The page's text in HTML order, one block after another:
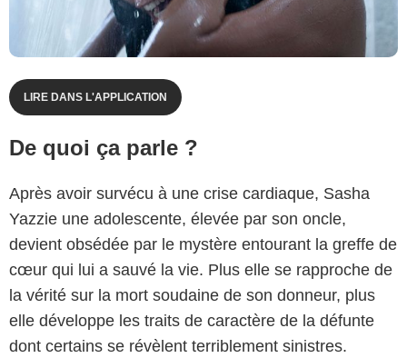
LIRE DANS L'APPLICATION
De quoi ça parle ?
Après avoir survécu à une crise cardiaque, Sasha
Yazzie une adolescente, élevée par son oncle,
devient obsédée par le mystère entourant la greffe de
cœur qui lui a sauvé la vie. Plus elle se rapproche de
la vérité sur la mort soudaine de son donneur, plus
elle développe les traits de caractère de la défunte
dont certains se révèlent terriblement sinistres.